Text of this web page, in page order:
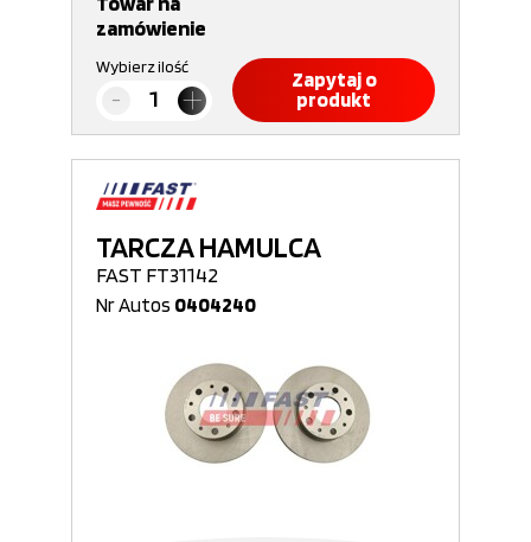
zamówienie
Wybierz ilość
Zapytaj o
produkt
TARCZA HAMULCA
FAST FT31142
Nr Autos 0404240